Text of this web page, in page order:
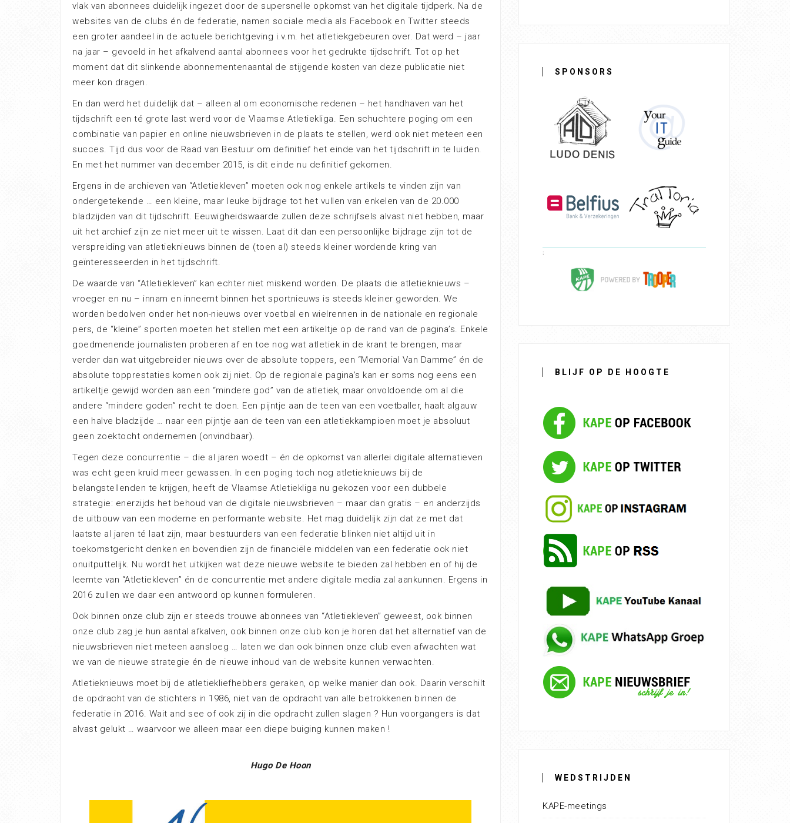
vlak van abonnees duidelijk ingezet door de supersnelle opkomst van het digitale tijdperk. Na de
websites van de clubs én de federatie, namen sociale media als Facebook en Twitter steeds
een groter aandeel in de actuele berichtgeving i.v.m. het atletiekgebeuren over. Dat werd – jaar
na jaar – gevoeld in het afkalvend aantal abonnees voor het gedrukte tijdschrift. Tot op het
moment dat dit slinkende abonnementenaantal de stijgende kosten van deze publicatie niet
meer kon dragen.
En dan werd het duidelijk dat – alleen al om economische redenen – het handhaven van het
tijdschrift een té grote last werd voor de Vlaamse Atletiekliga. Een schuchtere poging om een
combinatie van papier en online nieuwsbrieven in de plaats te stellen, werd ook niet meteen een
succes. Tijd dus voor de Raad van Bestuur om definitief het einde van het tijdschrift in te luiden.
En met het nummer van december 2015, is dit einde nu definitief gekomen.
Ergens in de archieven van “Atletiekleven” moeten ook nog enkele artikels te vinden zijn van
ondergetekende … een kleine, maar leuke bijdrage tot het vullen van enkelen van de 20.000
bladzijden van dit tijdschrift. Eeuwigheidswaarde zullen deze schrijfsels alvast niet hebben, maar
uit het archief zijn ze niet meer uit te wissen. Laat dit dan een persoonlijke bijdrage zijn tot de
verspreiding van atletieknieuws binnen de (toen al) steeds kleiner wordende kring van
geïnteresseerden in het tijdschrift.
De waarde van “Atletiekleven” kan echter niet miskend worden. De plaats die atletieknieuws –
vroeger en nu – innam en inneemt binnen het sportnieuws is steeds kleiner geworden. We
worden bedolven onder het non-nieuws over voetbal en wielrennen in de nationale en regionale
pers, de “kleine” sporten moeten het stellen met een artikeltje op de rand van de pagina’s. Enkele
goedmenende journalisten proberen af en toe nog wat atletiek in de krant te brengen, maar
verder dan wat uitgebreider nieuws over de absolute toppers, een “Memorial Van Damme” én de
absolute topprestaties komen ook zij niet. Op de regionale pagina’s kan er soms nog eens een
artikeltje gewijd worden aan een “mindere god” van de atletiek, maar onvoldoende om al die
andere “mindere goden” recht te doen. Een pijntje aan de teen van een voetballer, haalt algauw
een halve bladzijde … naar een pijntje aan de teen van een atletiekkampioen moet je absoluut
geen zoektocht ondernemen (onvindbaar).
Tegen deze concurrentie – die al jaren woedt – én de opkomst van allerlei digitale alternatieven
was echt geen kruid meer gewassen. In een poging toch nog atletieknieuws bij de
belangstellenden te krijgen, heeft de Vlaamse Atletiekliga nu gekozen voor een dubbele
strategie: enerzijds het behoud van de digitale nieuwsbrieven – maar dan gratis – en anderzijds
de uitbouw van een moderne en performante website. Het mag duidelijk zijn dat ze met dat
laatste al jaren té laat zijn, maar bestuurders van een federatie blinken niet altijd uit in
toekomstgericht denken en bovendien zijn de financiële middelen van een federatie ook niet
onuitputtelijk. Nu wordt het uitkijken wat deze nieuwe website te bieden zal hebben en of hij de
leemte van “Atletiekleven” én de concurrentie met andere digitale media zal aankunnen. Ergens in
2016 zullen we daar een antwoord op kunnen formuleren.
Ook binnen onze club zijn er steeds trouwe abonnees van “Atletiekleven” geweest, ook binnen
onze club zag je hun aantal afkalven, ook binnen onze club kon je horen dat het alternatief van de
nieuwsbrieven niet meteen aansloeg … laten we dan ook binnen onze club even afwachten wat
we van de nieuwe strategie én de nieuwe inhoud van de website kunnen verwachten.
Atletieknieuws moet bij de atletiekliefhebbers geraken, op welke manier dan ook. Daarin verschilt
de opdracht van de stichters in 1986, niet van de opdracht van alle betrokkenen binnen de
federatie in 2016. Wait and see of ook zij in die opdracht zullen slagen ? Hun voorgangers is dat
alvast gelukt … waarvoor we alleen maar een diepe buiging kunnen maken !
Hugo De Hoon
SPONSORS
BLIJF OP DE HOOGTE
WEDSTRIJDEN
KAPE-meetings